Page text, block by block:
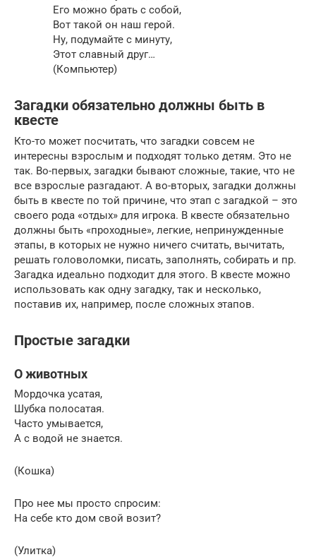
Его можно брать с собой,
Вот такой он наш герой.
Ну, подумайте с минуту,
Этот славный друг…
(Компьютер)
Загадки обязательно должны быть в
квесте
Кто-то может посчитать, что загадки совсем не
интересны взрослым и подходят только детям. Это не
так. Во-первых, загадки бывают сложные, такие, что не
все взрослые разгадают. А во-вторых, загадки должны
быть в квесте по той причине, что этап с загадкой – это
своего рода «отдых» для игрока. В квесте обязательно
должны быть «проходные», легкие, непринужденные
этапы, в которых не нужно ничего считать, вычитать,
решать головоломки, писать, заполнять, собирать и пр.
Загадка идеально подходит для этого. В квесте можно
использовать как одну загадку, так и несколько,
поставив их, например, после сложных этапов.
Простые загадки
О животных
Мордочка усатая,
Шубка полосатая.
Часто умывается,
А с водой не знается.
(Кошка)
Про нее мы просто спросим:
На себе кто дом свой возит?
(Улитка)